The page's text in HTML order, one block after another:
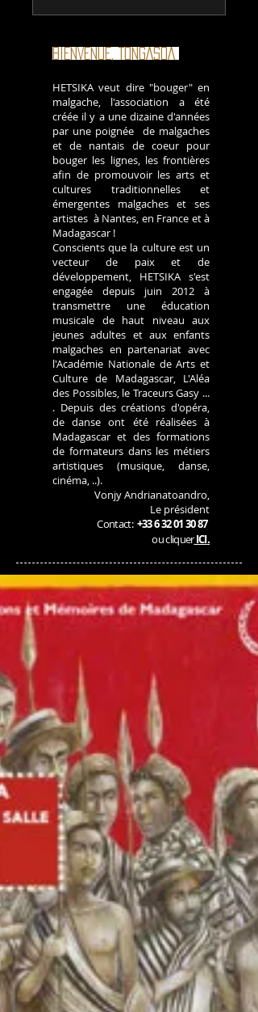
BIENVENUE, TONGASOA
HETSIKA veut dire "bouger" en
malgache, l'association a été
créée il y a une dizaine d'années
par une poignée de malgaches
et de nantais de coeur pour
bouger les lignes, les frontières
afin de promouvoir les arts et
cultures traditionnelles et
émergentes malgaches et ses
artistes à Nantes, en France et à
Madagascar !
Conscients que la culture est un
vecteur de paix et de
développement, HETSIKA s'est
engagée depuis juin 2012 à
transmettre une éducation
musicale de haut niveau aux
jeunes adultes et aux enfants
malgaches en partenariat avec
l'Académie Nationale de Arts et
Culture de Madagascar, L'Aléa
des Possibles, le Traceurs Gasy ...
. Depuis des créations d'opéra,
de danse ont été réalisées à
Madagascar et des formations
de formateurs dans les métiers
artistiques (musique, danse,
cinéma, ..).
Vonjy Andrianatoandro,
Le président
Contact: +33 6 32 01 30 87
ou cliquerICI.